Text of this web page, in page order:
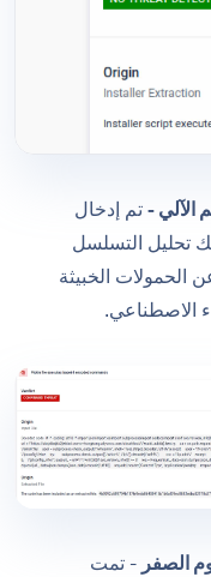
الآلي - تم إدخال
تحليل التسلسل
الحمولات الخبيثة
الاصطناعي.
الصفر - تمت